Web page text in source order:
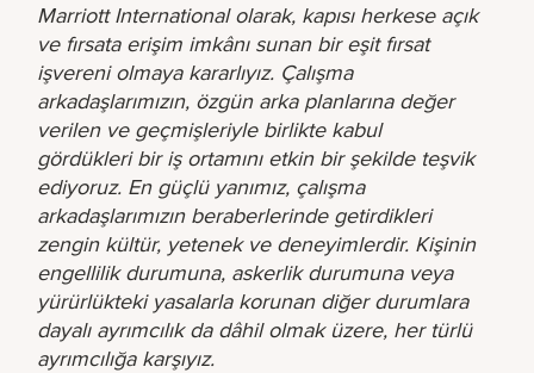
Marriott International olarak, kapısı herkese açık
ve fırsata erişim imkânı sunan bir eşit fırsat
işvereni olmaya kararlıyız. Çalışma
arkadaşlarımızın, özgün arka planlarına değer
verilen ve geçmişleriyle birlikte kabul
gördükleri bir iş ortamını etkin bir şekilde teşvik
ediyoruz. En güçlü yanımız, çalışma
arkadaşlarımızın beraberlerinde getirdikleri
zengin kültür, yetenek ve deneyimlerdir. Kişinin
engellilik durumuna, askerlik durumuna veya
yürürlükteki yasalarla korunan diğer durumlara
dayalı ayrımcılık da dâhil olmak üzere, her türlü
ayrımcılığa karşıyız.